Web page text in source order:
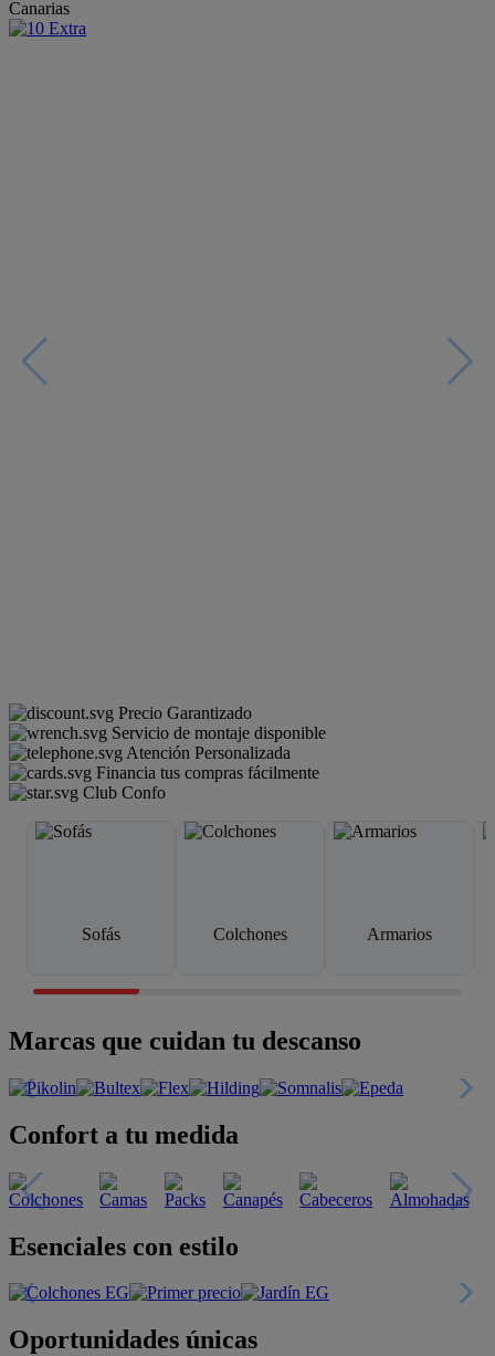
Canarias
Precio Garantizado
Servicio de montaje disponible
Atención Personalizada
Financia tus compras fácilmente
Club Confo
Sofás Colchones Armarios
Marcas que cuidan tu descanso
Confort a tu medida
Esenciales con estilo
Oportunidades únicas